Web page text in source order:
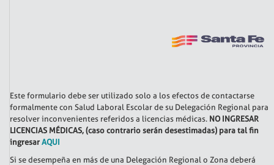
Este formulario debe ser utilizado solo a los efectos de contactarse
formalmente con Salud Laboral Escolar de su Delegación Regional para
resolver inconvenientes referidos a licencias médicas. NO INGRESAR
LICENCIAS MÉDICAS, (caso contrario serán desestimadas) para tal fin
ingresarAQUI
Si se desempeña en más de una Delegación Regional o Zona deberá